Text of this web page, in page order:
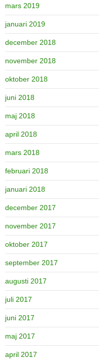
mars 2019
januari 2019
december 2018
november 2018
oktober 2018
juni 2018
maj 2018
april 2018
mars 2018
februari 2018
januari 2018
december 2017
november 2017
oktober 2017
september 2017
augusti 2017
juli 2017
juni 2017
maj 2017
april 2017